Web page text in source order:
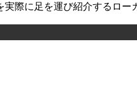
際に足を運び紹介するロー